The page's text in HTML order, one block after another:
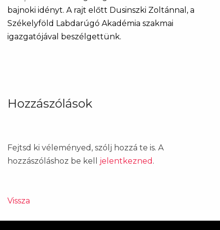
bajnoki idényt. A rajt előtt Dusinszki Zoltánnal, a
Székelyföld Labdarúgó Akadémia szakmai
igazgatójával beszélgettünk.
Hozzászólások
Fejtsd ki véleményed, szólj hozzá te is. A
hozzászóláshoz be kell jelentkezned .
Vissza